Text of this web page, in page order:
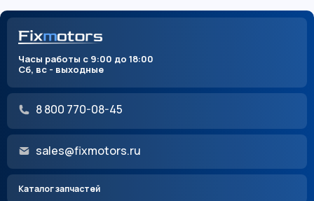
Часы работы с 9:00 до 18:00
Сб, вс - выходные
8 800 770-08-45
sales@fixmotors.ru
Каталог запчастей